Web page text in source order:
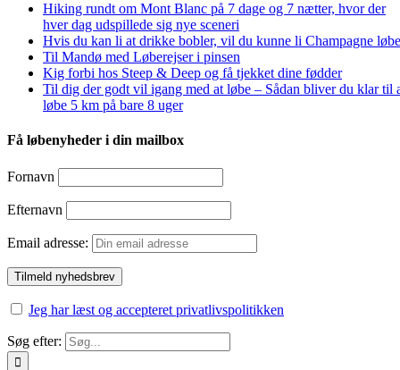
Hiking rundt om Mont Blanc på 7 dage og 7 nætter, hvor der
hver dag udspillede sig nye sceneri
Hvis du kan li at drikke bobler, vil du kunne li Champagne
Til Mandø med Løberejser i pinsen
Kig forbi hos Steep & Deep og få tjekket dine fødder
Til dig der godt vil igang med at løbe – Sådan bliver du klar til
løbe 5 km på bare 8 uger
Få løbenyheder i din mailbox
Fornavn
Efternavn
Email adresse:
Jeg har læst og accepteret privatlivspolitikken
Søg efter: